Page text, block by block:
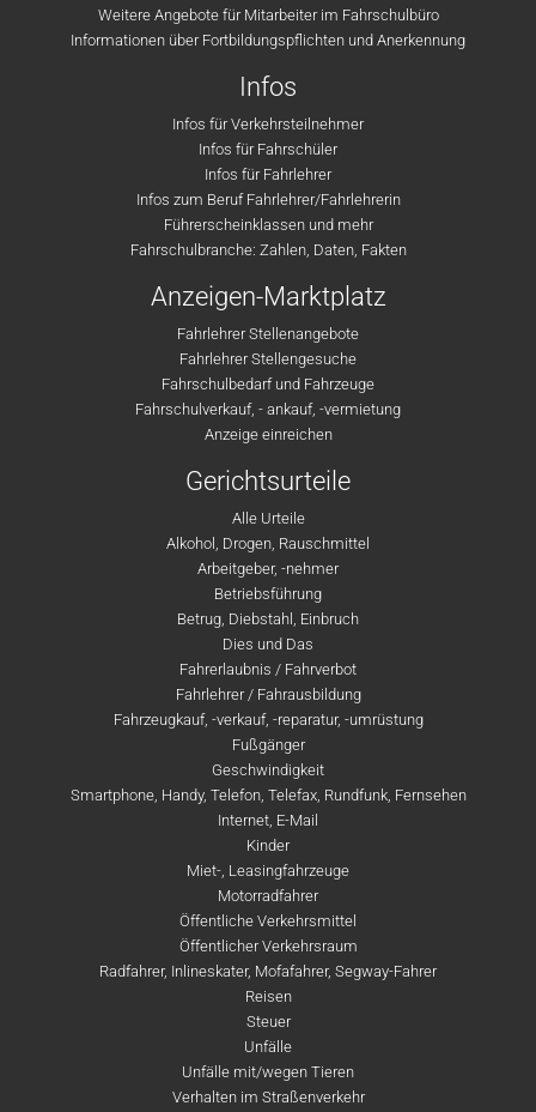
Weitere Angebote für Mitarbeiter im Fahrschulbüro
Informationen über Fortbildungspflichten und Anerkennung
Infos
Infos für Verkehrsteilnehmer
Infos für Fahrschüler
Infos für Fahrlehrer
Infos zum Beruf Fahrlehrer/Fahrlehrerin
Führerscheinklassen und mehr
Fahrschulbranche: Zahlen, Daten, Fakten
Anzeigen-Marktplatz
Fahrlehrer Stellenangebote
Fahrlehrer Stellengesuche
Fahrschulbedarf und Fahrzeuge
Fahrschulverkauf, - ankauf, -vermietung
Anzeige einreichen
Gerichtsurteile
Alle Urteile
Alkohol, Drogen, Rauschmittel
Arbeitgeber, -nehmer
Betriebsführung
Betrug, Diebstahl, Einbruch
Dies und Das
Fahrerlaubnis / Fahrverbot
Fahrlehrer / Fahrausbildung
Fahrzeugkauf, -verkauf, -reparatur, -umrüstung
Fußgänger
Geschwindigkeit
Smartphone, Handy, Telefon, Telefax, Rundfunk, Fernsehen
Internet, E-Mail
Kinder
Miet-, Leasingfahrzeuge
Motorradfahrer
Öffentliche Verkehrsmittel
Öffentlicher Verkehrsraum
Radfahrer, Inlineskater, Mofafahrer, Segway-Fahrer
Reisen
Steuer
Unfälle
Unfälle mit/wegen Tieren
Verhalten im Straßenverkehr